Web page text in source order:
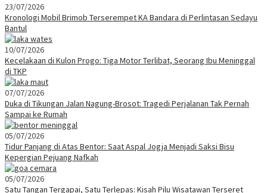
23/07/2026
Kronologi Mobil Brimob Terserempet KA Bandara di Perlintasan Sedayu
Bantul
10/07/2026
Kecelakaan di Kulon Progo: Tiga Motor Terlibat, Seorang Ibu Meninggal
di TKP
07/07/2026
Duka di Tikungan Jalan Nagung-Brosot: Tragedi Perjalanan Tak Pernah
Sampai ke Rumah
05/07/2026
Tidur Panjang di Atas Bentor: Saat Aspal Jogja Menjadi Saksi Bisu
Kepergian Pejuang Nafkah
05/07/2026
Satu Tangan Tergapai, Satu Terlepas: Kisah Pilu Wisatawan Terseret